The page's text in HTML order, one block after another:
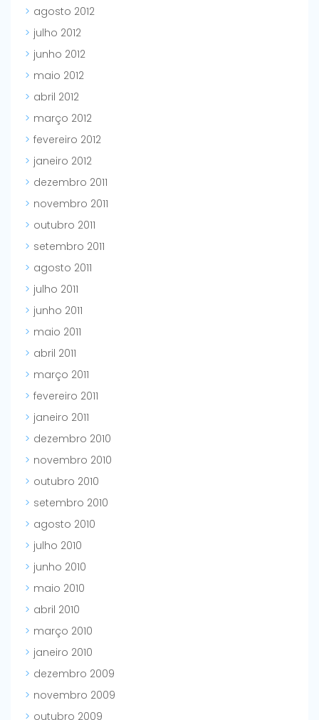
agosto 2012
julho 2012
junho 2012
maio 2012
abril 2012
março 2012
fevereiro 2012
janeiro 2012
dezembro 2011
novembro 2011
outubro 2011
setembro 2011
agosto 2011
julho 2011
junho 2011
maio 2011
abril 2011
março 2011
fevereiro 2011
janeiro 2011
dezembro 2010
novembro 2010
outubro 2010
setembro 2010
agosto 2010
julho 2010
junho 2010
maio 2010
abril 2010
março 2010
janeiro 2010
dezembro 2009
novembro 2009
outubro 2009